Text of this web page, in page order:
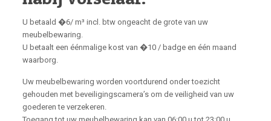
U betaald �6/ m³ incl. btw ongeacht de grote van uw
meubelbewaring.
U betaalt een éénmalige kost van �10 / badge en één maand
waarborg.
Uw meubelbewaring worden voortdurend onder toezicht
gehouden met beveiligingscamera’s om de veiligheid van uw
goederen te verzekeren.